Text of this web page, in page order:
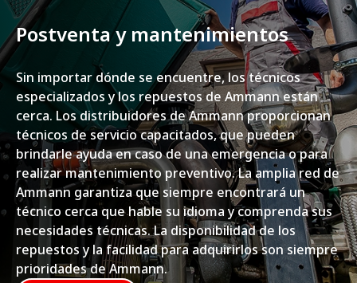
Postventa y mantenimientos
Sin importar dónde se encuentre, los técnicos
especializados y los repuestos de Ammann están
cerca. Los distribuidores de Ammann proporcionan
técnicos de servicio capacitados, que pueden
brindarle ayuda en caso de una emergencia o para
realizar mantenimiento preventivo. La amplia red de
Ammann garantiza que siempre encontrará un
técnico cerca que hable su idioma y comprenda sus
necesidades técnicas. La disponibilidad de los
repuestos y la facilidad para adquirirlos son siempre
prioridades de Ammann.